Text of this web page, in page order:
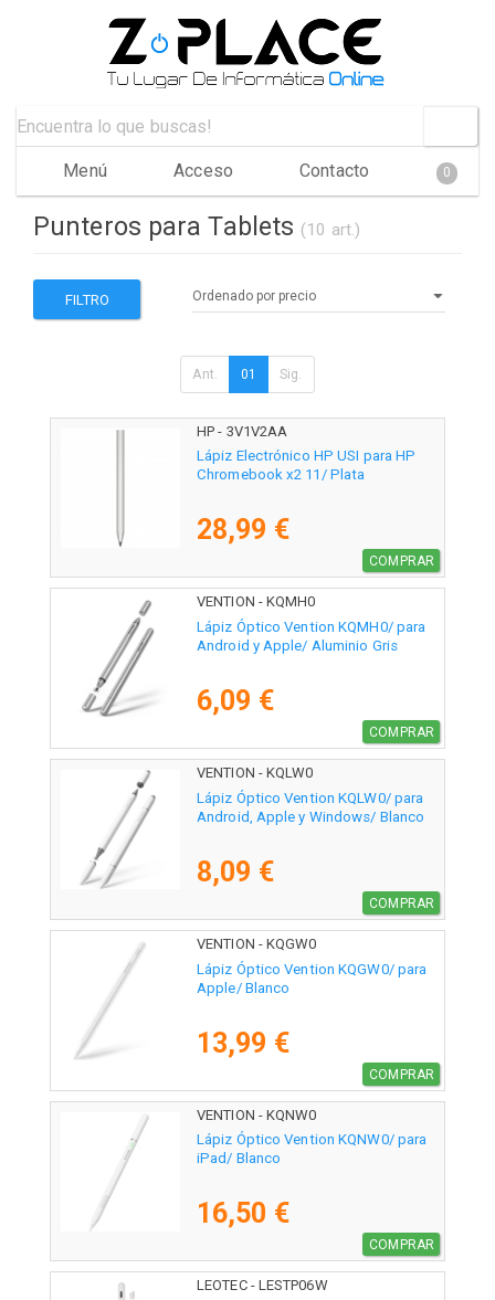
Menú Acceso Contacto 0
Punteros para Tablets (10 art.)
FILTRO
Ant. 01 Sig.
HP - 3V1V2AA
Lápiz Electrónico HP USI para HP
Chromebook x2 11/ Plata
28,99 €
COMPRAR
VENTION - KQMH0
Lápiz Óptico Vention KQMH0/ para
Android y Apple/ Aluminio Gris
6,09 €
COMPRAR
VENTION - KQLW0
Lápiz Óptico Vention KQLW0/ para
Android, Apple y Windows/ Blanco
8,09 €
COMPRAR
VENTION - KQGW0
Lápiz Óptico Vention KQGW0/ para
Apple/ Blanco
13,99 €
COMPRAR
VENTION - KQNW0
Lápiz Óptico Vention KQNW0/ para
iPad/ Blanco
16,50 €
COMPRAR
LEOTEC - LESTP06W